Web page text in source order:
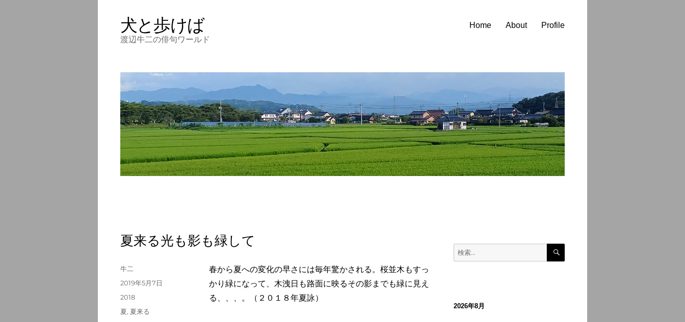
犬と歩けば
渡辺牛二の俳句ワールド
Home About Profile
夏来る光も影も緑して
春から夏への変化の早さには毎年驚かされる。桜並木もすっ
かり緑になって、木洩日も路面に映るその影までも緑に見え
る、、、。（２０１８年夏詠）
投
牛二
投
2019年5月7日
カ
テ
2018
タ
夏, 夏来る
検
検
2026年8月